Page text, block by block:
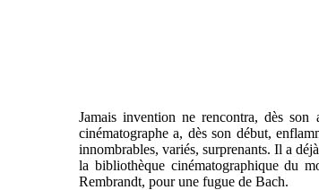
Jamais invention ne rencontra, dès
cinématographe a, dès son début,
innombrables, variés, surprenants. Il a
la bibliothèque cinématographique du
Rembrandt, pour une fugue de Bach.